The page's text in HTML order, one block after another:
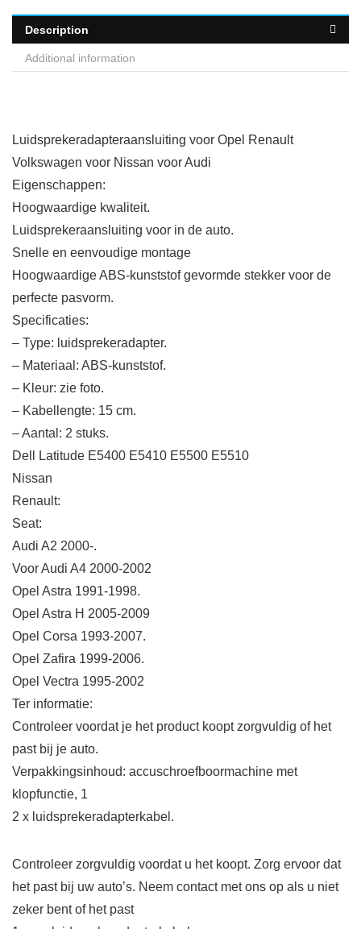
Description
Additional information
Luidsprekeradapteraansluiting voor Opel Renault
Volkswagen voor Nissan voor Audi
Eigenschappen:
Hoogwaardige kwaliteit.
Luidsprekeraansluiting voor in de auto.
Snelle en eenvoudige montage
Hoogwaardige ABS-kunststof gevormde stekker voor de
perfecte pasvorm.
Specificaties:
– Type: luidsprekeradapter.
– Materiaal: ABS-kunststof.
– Kleur: zie foto.
– Kabellengte: 15 cm.
– Aantal: 2 stuks.
Dell Latitude E5400 E5410 E5500 E5510
Nissan
Renault:
Seat:
Audi A2 2000-.
Voor Audi A4 2000-2002
Opel Astra 1991-1998.
Opel Astra H 2005-2009
Opel Corsa 1993-2007.
Opel Zafira 1999-2006.
Opel Vectra 1995-2002
Ter informatie:
Controleer voordat je het product koopt zorgvuldig of het
past bij je auto.
Verpakkingsinhoud: accuschroefboormachine met
klopfunctie, 1
2 x luidsprekeradapterkabel.
Controleer zorgvuldig voordat u het koopt. Zorg ervoor dat
het past bij uw auto’s. Neem contact met ons op als u niet
zeker bent of het past